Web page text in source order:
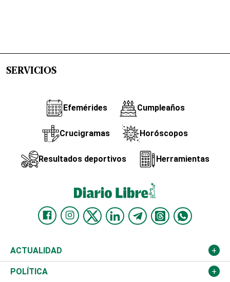
SERVICIOS
Efemérides Cumpleaños
Crucigramas Horóscopos
Resultados deportivos Herramientas
ACTUALIDAD
Nacional
POLÍTICA